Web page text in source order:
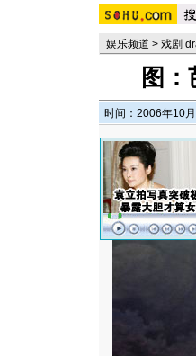
娱乐频道 > 戏剧
图
时间：2006年10